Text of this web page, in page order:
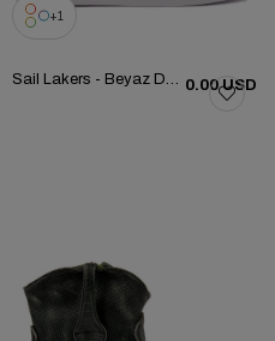
1
Sail Lakers - Beyaz Deri Bağcıklı Kadın Günlük Ayakkabı 104-1034-HE1065 0.00 USD